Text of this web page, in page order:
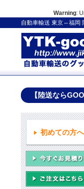
Warning:
自動車輸送 東京⇔福岡
【陸送なら
初めての方へ